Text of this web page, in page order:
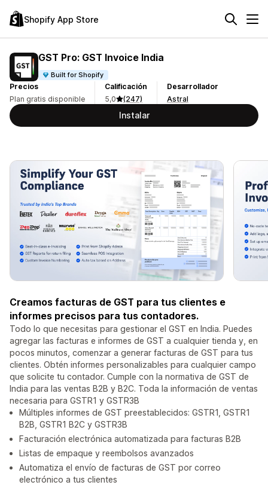
Shopify App Store
GST Pro: GST Invoice India
Built for Shopify
Precios
Plan gratis disponible
Calificación
5,0
(247)
Desarrollador
Astral
Instalar
Creamos facturas de GST para tus clientes e
informes precisos para tus contadores.
Todo lo que necesitas para gestionar el GST en India. Puedes
agregar las facturas e informes de GST a cualquier tienda y, en
pocos minutos, comenzar a generar facturas de GST para tus
clientes. Obtén informes personalizables para cualquier campo
que solicite tu contador. Cumple con la normativa de GST de
India para las ventas B2B y B2C. Toda la información de ventas
necesaria para GSTR1 y GSTR3B
Múltiples informes de GST preestablecidos: GSTR1, GSTR1
B2B, GSTR1 B2C y GSTR3B
Facturación electrónica automatizada para facturas B2B
Listas de empaque y reembolsos avanzados
Automatiza el envío de facturas de GST por correo
electrónico a tus clientes